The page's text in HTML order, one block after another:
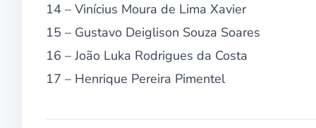
14 – Vinícius Moura de Lima Xavier
15 – Gustavo Deiglison Souza Soares
16 – João Luka Rodrigues da Costa
17 – Henrique Pereira Pimentel